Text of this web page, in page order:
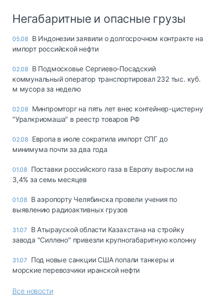
Негабаритные и опасные грузы
05.08 В Индонезии заявили о долгосрочном контракте на
импорт российской нефти
02.08 В Подмосковье Сергиево-Посадский
коммунальный оператор транспортировал 232 тыс. куб.
м мусора за неделю
02.08 Минпромторг на пять лет внес контейнер-цистерну
"Уралкриомаша" в реестр товаров РФ
02.08 Европа в июле сократила импорт СПГ до
минимума почти за два года
01.08 Поставки российского газа в Европу выросли на
3,4% за семь месяцев
01.08 В аэропорту Челябинска провели учения по
выявлению радиоактивных грузов
31.07
В Атырауской области Казахстана на стройку
завода "Силлено" привезли крупногабаритную колонну
31.07
Под новые санкции США попали танкеры и
морские перевозчики иранской нефти
Все новости